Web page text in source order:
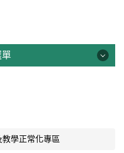
單
學正常化專區